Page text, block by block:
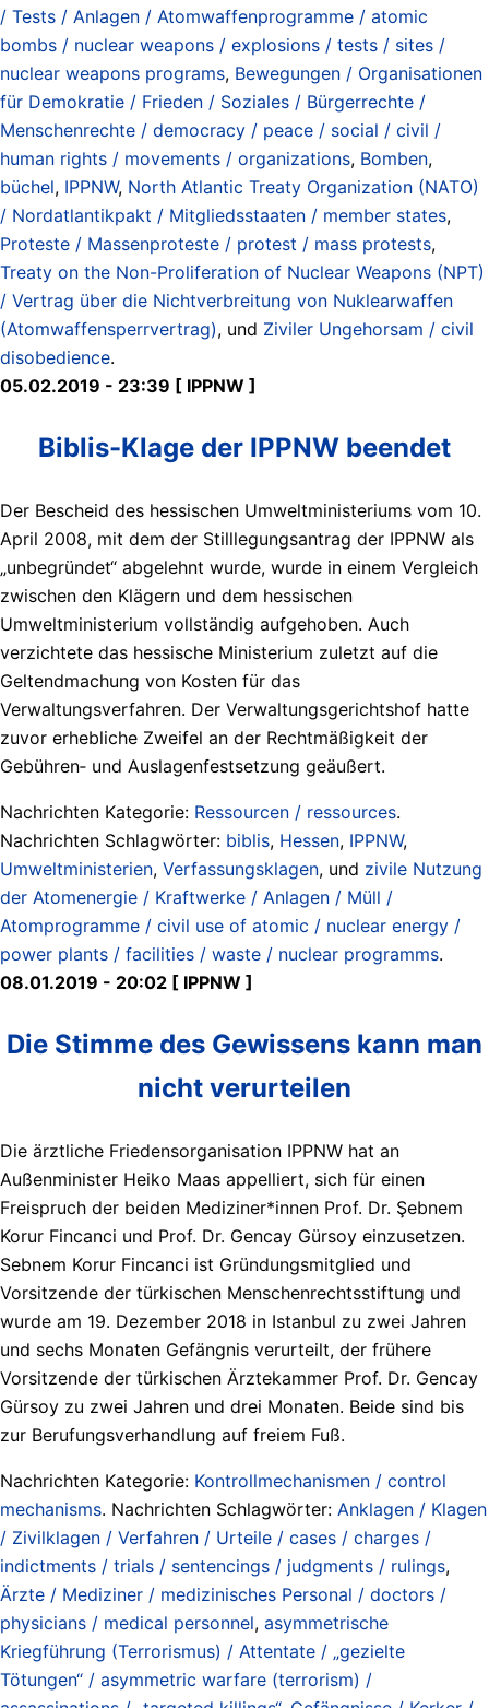
/ Tests / Anlagen / Atomwaffenprogramme / atomic
bombs / nuclear weapons / explosions / tests / sites /
nuclear weapons programs, Bewegungen / Organisationen
für Demokratie / Frieden / Soziales / Bürgerrechte /
Menschenrechte / democracy / peace / social / civil /
human rights / movements / organizations, Bomben,
büchel, IPPNW, North Atlantic Treaty Organization (NATO)
/ Nordatlantikpakt / Mitgliedsstaaten / member states,
Proteste / Massenproteste / protest / mass protests,
Treaty on the Non-Proliferation of Nuclear Weapons (NPT)
/ Vertrag über die Nichtverbreitung von Nuklearwaffen
(Atomwaffensperrvertrag), und Ziviler Ungehorsam / civil
disobedience.
05.02.2019 - 23:39 [ IPPNW ]
Biblis-Klage der IPPNW beendet
Der Bescheid des hessischen Umweltministeriums vom 10.
April 2008, mit dem der Stilllegungsantrag der IPPNW als
„unbegründet“ abgelehnt wurde, wurde in einem Vergleich
zwischen den Klägern und dem hessischen
Umweltministerium vollständig aufgehoben. Auch
verzichtete das hessische Ministerium zuletzt auf die
Geltendmachung von Kosten für das
Verwaltungsverfahren. Der Verwaltungsgerichtshof hatte
zuvor erhebliche Zweifel an der Rechtmäßigkeit der
Gebühren‑ und Auslagenfestsetzung geäußert.
Nachrichten Kategorie: Ressourcen / ressources.
Nachrichten Schlagwörter: biblis, Hessen, IPPNW,
Umweltministerien, Verfassungsklagen, und zivile Nutzung
der Atomenergie / Kraftwerke / Anlagen / Müll /
Atomprogramme / civil use of atomic / nuclear energy /
power plants / facilities / waste / nuclear programms.
08.01.2019 - 20:02 [ IPPNW ]
Die Stimme des Gewissens kann man
nicht verurteilen
Die ärztliche Friedensorganisation IPPNW hat an
Außenminister Heiko Maas appelliert, sich für einen
Freispruch der beiden Mediziner*innen Prof. Dr. Şebnem
Korur Fincanci und Prof. Dr. Gencay Gürsoy einzusetzen.
Sebnem Korur Fincanci ist Gründungsmitglied und
Vorsitzende der türkischen Menschenrechtsstiftung und
wurde am 19. Dezember 2018 in Istanbul zu zwei Jahren
und sechs Monaten Gefängnis verurteilt, der frühere
Vorsitzende der türkischen Ärztekammer Prof. Dr. Gencay
Gürsoy zu zwei Jahren und drei Monaten. Beide sind bis
zur Berufungsverhandlung auf freiem Fuß.
Nachrichten Kategorie: Kontrollmechanismen / control
mechanisms. Nachrichten Schlagwörter: Anklagen / Klagen
/ Zivilklagen / Verfahren / Urteile / cases / charges /
indictments / trials / sentencings / judgments / rulings,
Ärzte / Mediziner / medizinisches Personal / doctors /
physicians / medical personnel, asymmetrische
Kriegführung (Terrorismus) / Attentate / „gezielte
Tötungen“ / asymmetric warfare (terrorism) /